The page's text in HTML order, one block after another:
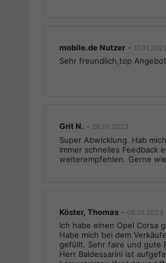
mobile.de Nutzer - 17.01.2023
Sehr freundlich,top
Grit N. - 06.01.2023
Super Abwicklung. Hab
Immer schnelles Feedback
weiterempfehlen. Gerne
Köster, Thomas - 06.01.2023
Ich habe einen Opel Corsa
Habe mich bei dem
gefüllt. Sehr faire und gute
Herr Baldessarini ist